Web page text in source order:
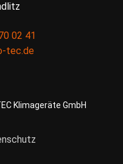
02 41
tec.de
Klimageräte GmbH